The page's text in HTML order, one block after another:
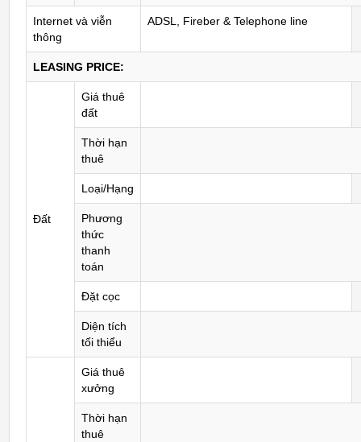
Internet và viễn
thông
ADSL, Fireber & Telephone line
LEASING PRICE:
Đất
Giá thuê
đất
Thời hạn
thuê
Loại/Hạng
Phương
thức
thanh
toán
Đặt cọc
Diện tích
tối thiểu
Giá thuê
xưởng
Thời hạn
thuê